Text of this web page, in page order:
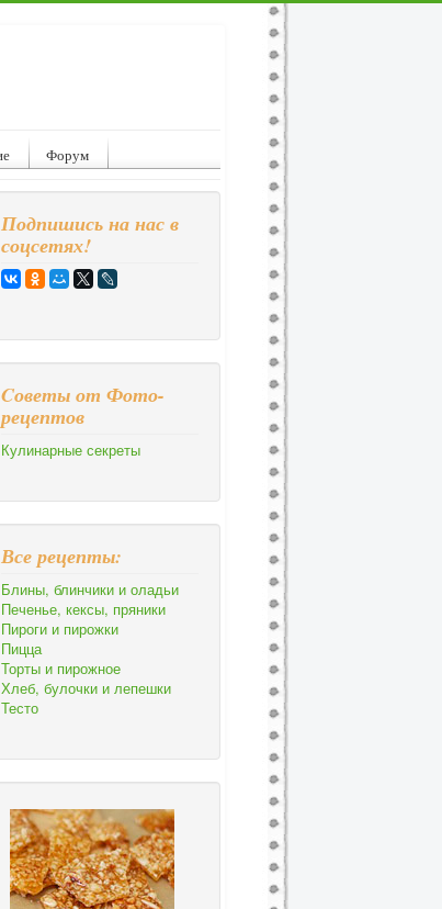
Форум
Подпишись на нас в
соцсетях!
Cоветы от Фото-
рецептов
Кулинарные секреты
Все рецепты:
Блины, блинчики и оладьи
Печенье, кексы, пряники
Пироги и пирожки
Пицца
Торты и пирожное
Хлеб, булочки и лепешки
Тесто